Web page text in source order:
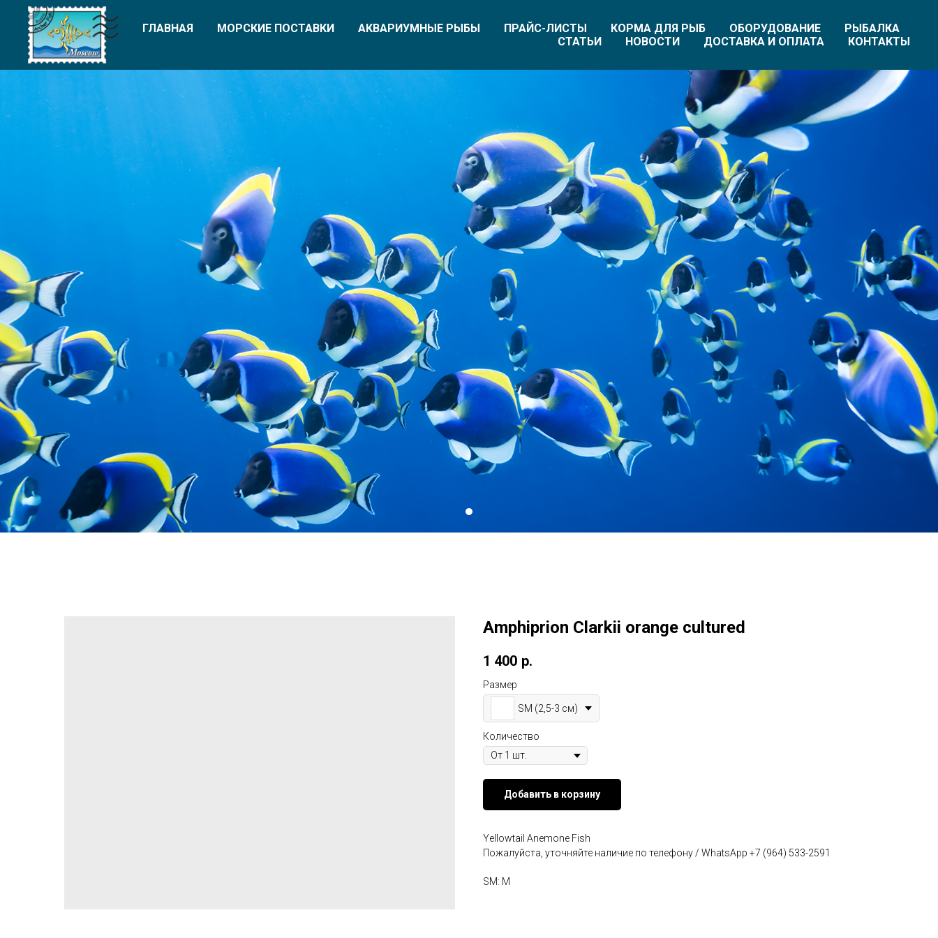
ГЛАВНАЯ МОРСКИЕ ПОСТАВКИ АКВАРИУМНЫЕ РЫБЫ ПРАЙС-ЛИСТЫ КОРМА ДЛЯ РЫБ ОБОРУДОВАНИЕ
РЫБАЛКА
СТАТЬИ
НОВОСТИ ДОСТАВКА И ОПЛАТА КОНТАКТЫ
Amphiprion Clarkii orange cultured
1 400 р.
Размер
SM (2,5-3 см)
Количество
Добавить в корзину
Yellowtail Anemone Fish
Пожалуйста, уточняйте наличие по телефону / WhatsApp +7 (964) 533-2591
SM: M